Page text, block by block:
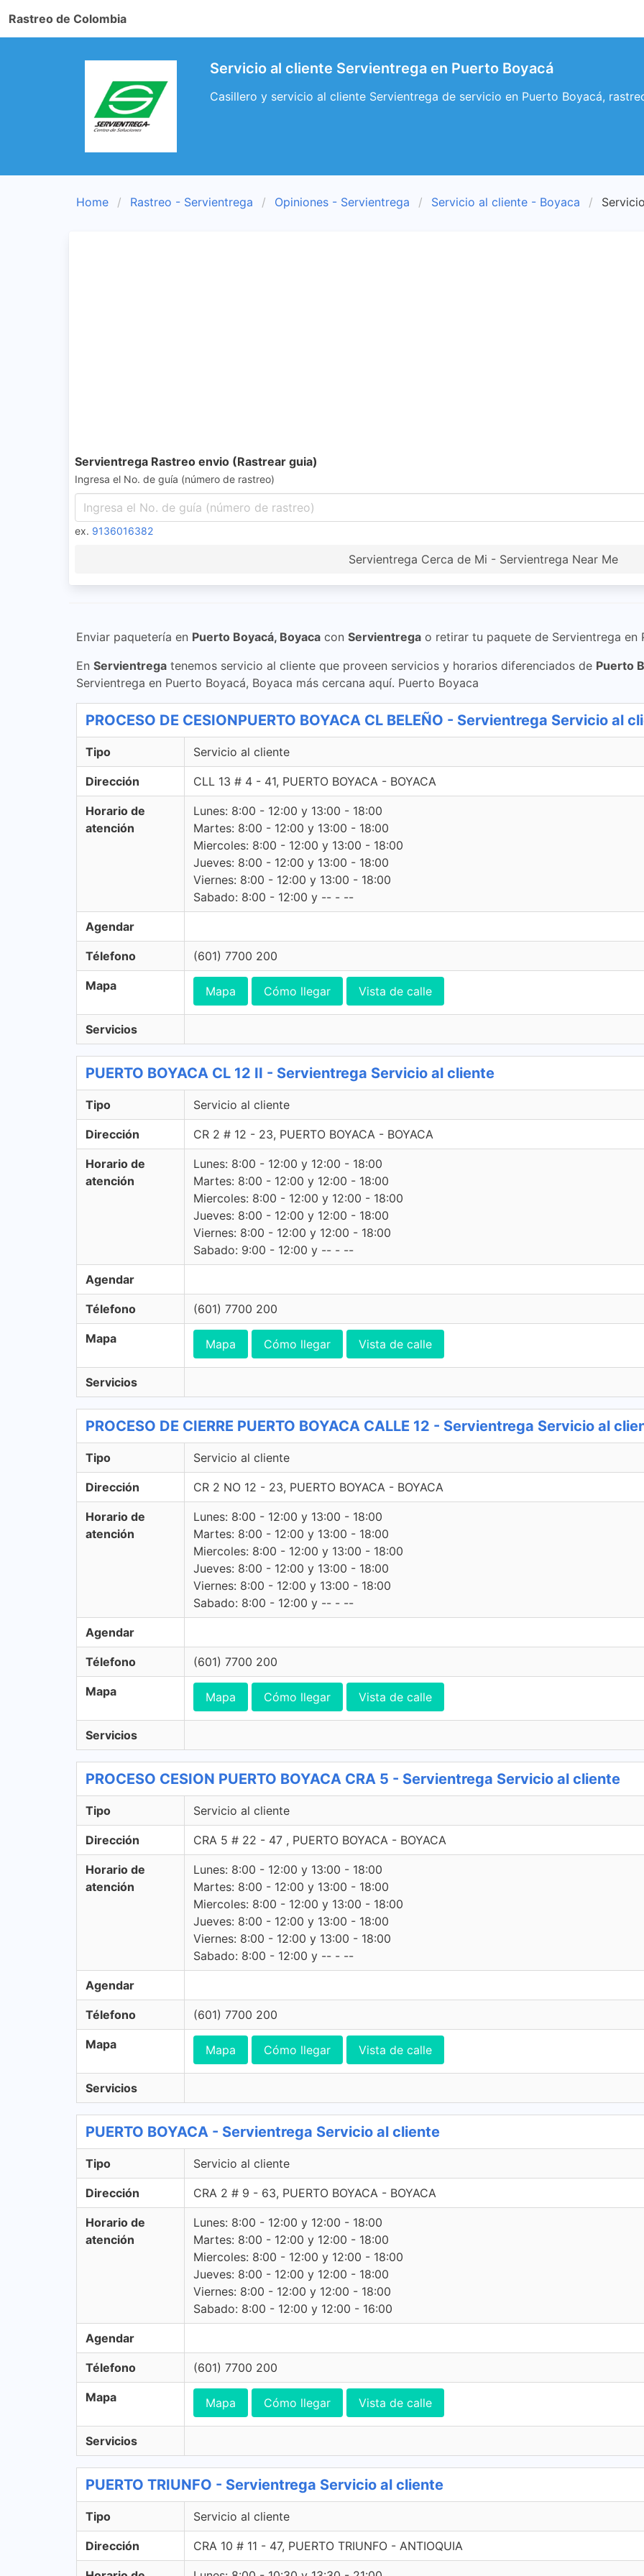
Rastreo de Colombia
Servicio al cliente Servientrega en Puerto Boyacá
Casillero y servicio al cliente Servientrega de servicio en Puerto Boyacá,
Home Rastreo - Servientrega Opiniones - Servientrega Servicio al cliente - Boyaca
Servientrega Rastreo envio (Rastrear guia)
Ingresa el No. de guía (número de rastreo)
ex. 9136016382
Servientrega Cerca de Mi - Servientrega Near Me
Enviar paquetería en Puerto Boyacá, Boyaca con Servientrega o retirar tu paquete de Servientrega en
En Servientrega tenemos servicio al cliente que proveen servicios y horarios diferenciados de Puerto
Servientrega en Puerto Boyacá, Boyaca más cercana aquí. Puerto Boyaca
PROCESO DE CESIONPUERTO BOYACA CL BELEÑO - Servientrega Servicio al
Tipo Servicio al cliente
Dirección CLL 13 # 4 - 41, PUERTO BOYACA - BOYACA
Horario de
atención
Lunes: 8:00 - 12:00 y 13:00 - 18:00
Martes: 8:00 - 12:00 y 13:00 - 18:00
Miercoles: 8:00 - 12:00 y 13:00 - 18:00
Jueves: 8:00 - 12:00 y 13:00 - 18:00
Viernes: 8:00 - 12:00 y 13:00 - 18:00
Sabado: 8:00 - 12:00 y -- - --
Agendar
Télefono (601) 7700 200
Mapa Mapa Cómo llegar Vista de calle
Servicios
PUERTO BOYACA CL 12 II - Servientrega Servicio al cliente
Tipo Servicio al cliente
Dirección CR 2 # 12 - 23, PUERTO BOYACA - BOYACA
Horario de
atención
Lunes: 8:00 - 12:00 y 12:00 - 18:00
Martes: 8:00 - 12:00 y 12:00 - 18:00
Miercoles: 8:00 - 12:00 y 12:00 - 18:00
Jueves: 8:00 - 12:00 y 12:00 - 18:00
Viernes: 8:00 - 12:00 y 12:00 - 18:00
Sabado: 9:00 - 12:00 y -- - --
Agendar
Télefono (601) 7700 200
Mapa Mapa Cómo llegar Vista de calle
Servicios
PROCESO DE CIERRE PUERTO BOYACA CALLE 12 - Servientrega Servicio al
Tipo Servicio al cliente
Dirección CR 2 NO 12 - 23, PUERTO BOYACA - BOYACA
Horario de
atención
Lunes: 8:00 - 12:00 y 13:00 - 18:00
Martes: 8:00 - 12:00 y 13:00 - 18:00
Miercoles: 8:00 - 12:00 y 13:00 - 18:00
Jueves: 8:00 - 12:00 y 13:00 - 18:00
Viernes: 8:00 - 12:00 y 13:00 - 18:00
Sabado: 8:00 - 12:00 y -- - --
Agendar
Télefono (601) 7700 200
Mapa Mapa Cómo llegar Vista de calle
Servicios
PROCESO CESION PUERTO BOYACA CRA 5 - Servientrega Servicio al cliente
Tipo Servicio al cliente
Dirección CRA 5 # 22 - 47 , PUERTO BOYACA - BOYACA
Horario de
atención
Lunes: 8:00 - 12:00 y 13:00 - 18:00
Martes: 8:00 - 12:00 y 13:00 - 18:00
Miercoles: 8:00 - 12:00 y 13:00 - 18:00
Jueves: 8:00 - 12:00 y 13:00 - 18:00
Viernes: 8:00 - 12:00 y 13:00 - 18:00
Sabado: 8:00 - 12:00 y -- - --
Agendar
Télefono (601) 7700 200
Mapa Mapa Cómo llegar Vista de calle
Servicios
PUERTO BOYACA - Servientrega Servicio al cliente
Tipo Servicio al cliente
Dirección CRA 2 # 9 - 63, PUERTO BOYACA - BOYACA
Horario de
atención
Lunes: 8:00 - 12:00 y 12:00 - 18:00
Martes: 8:00 - 12:00 y 12:00 - 18:00
Miercoles: 8:00 - 12:00 y 12:00 - 18:00
Jueves: 8:00 - 12:00 y 12:00 - 18:00
Viernes: 8:00 - 12:00 y 12:00 - 18:00
Sabado: 8:00 - 12:00 y 12:00 - 16:00
Agendar
Télefono (601) 7700 200
Mapa Mapa Cómo llegar Vista de calle
Servicios
PUERTO TRIUNFO - Servientrega Servicio al cliente
Tipo Servicio al cliente
Dirección CRA 10 # 11 - 47, PUERTO TRIUNFO - ANTIOQUIA